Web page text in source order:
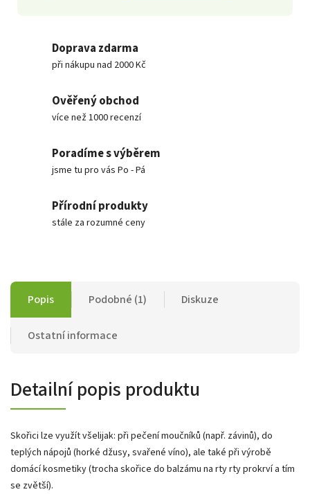
Doprava zdarma
při nákupu nad 2000 Kč
Ověřený obchod
více než 1000 recenzí
Poradíme s výběrem
jsme tu pro vás Po - Pá
Přírodní produkty
stále za rozumné ceny
Popis Podobné (1) Diskuze
Ostatní informace
Detailní popis produktu
Skořici lze využít všelijak: při pečení moučníků (např. závinů), do
teplých nápojů (horké džusy, svařené víno), ale také při výrobě
domácí kosmetiky (trocha skořice do balzámu na rty rty prokrví a tím
se zvětší).